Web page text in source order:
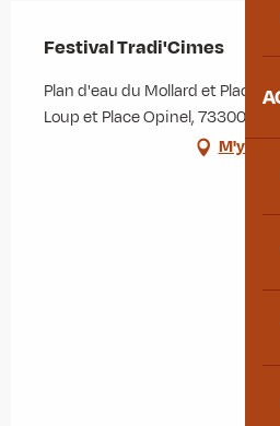
Festival Tradi'Cimes
Plan d'eau du Mollard et Place
Loup et Place Opinel, 73300
M'y